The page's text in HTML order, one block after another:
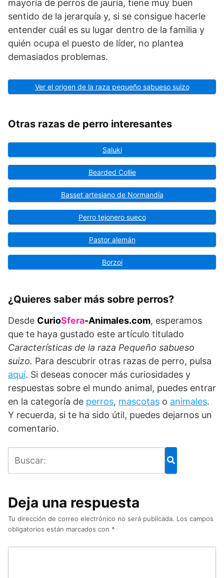
mayoría de perros de jauría, tiene muy buen
sentido de la jerarquía y, si se consigue hacerle
entender cuál es su lugar dentro de la familia y
quién ocupa el puesto de líder, no plantea
demasiados problemas.
Ver el origen de la raza pequeño sabueso suizo
Otras razas de perro interesantes
Saluki
Bearded Collie
Basset artesiano de Normandía
Perro tejonero sueco
Pastor alemán
Borzoi
¿Quieres saber más sobre perros?
Desde CurioSfera-Animales.com, esperamos
que te haya gustado este artículo titulado
Características de la raza Pequeño sabueso
suizo. Para descubrir otras razas de perro, pulsa
aquí. Si deseas conocer más curiosidades y
respuestas sobre el mundo animal, puedes entrar
en la categoría de perros, mascotas o animales.
Y recuerda, si te ha sido útil, puedes dejarnos un
comentario.
Deja una respuesta
Tu dirección de correo electrónico no será publicada. Los campos
obligatorios están marcados con *